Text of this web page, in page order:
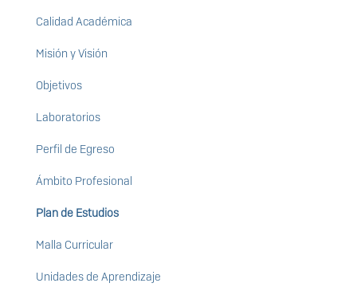
Calidad Académica
Misión y Visión
Objetivos
Laboratorios
Perfil de Egreso
Ámbito Profesional
Plan de Estudios
Malla Curricular
Unidades de Aprendizaje